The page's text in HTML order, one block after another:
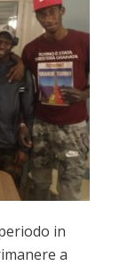
in
a